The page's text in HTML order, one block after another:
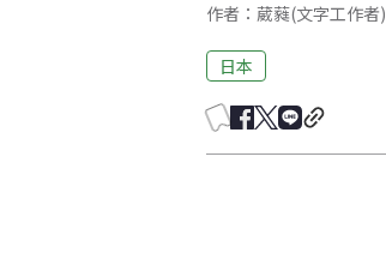
作者：葳蕤(文字工作者)
日本